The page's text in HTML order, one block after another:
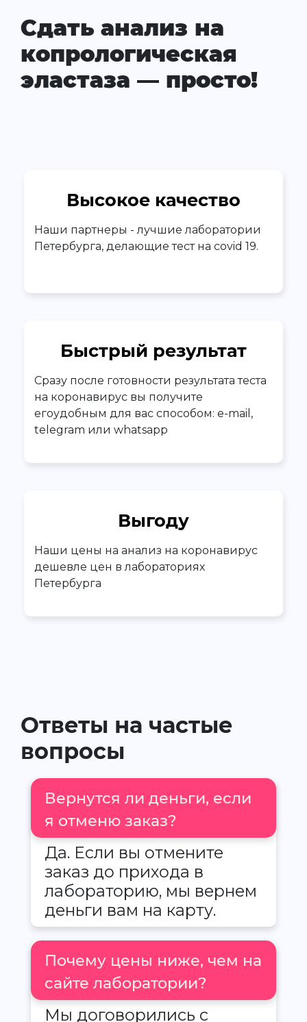
Сдать анализ на
копрологическая
эластаза — просто!
Высокое качество
Наши партнеры - лучшие лаборатории
Петербурга, делающие тест на covid 19.
Быстрый результат
Сразу после готовности результата теста
на коронавирус вы получите
егоудобным для вас способом: e-mail,
telegram или whatsapp
Выгоду
Наши цены на анализ на коронавирус
дешевле цен в лабораториях
Петербурга
Ответы на частые
вопросы
Вернутся ли деньги, если
я отменю заказ?
Да. Если вы отмените
заказ до прихода в
лабораторию, мы вернем
деньги вам на карту.
Почему цены ниже, чем на
сайте лаборатории?
Мы договорились с